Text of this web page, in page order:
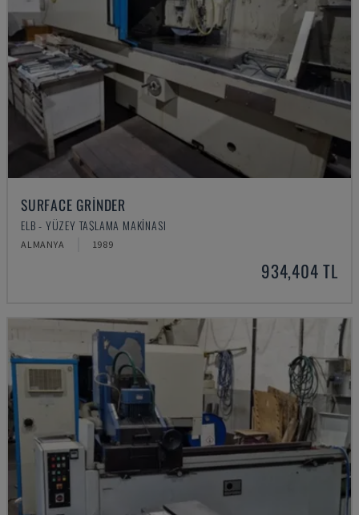
SURFACE GRINDER
ELB - YÜZEY TAŞLAMA MAKINASI
ALMANYA 1989
934,404 TL